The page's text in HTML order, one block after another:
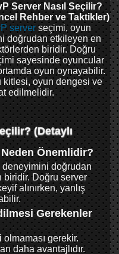
Server Nasıl Seçilir?
Rehber ve Taktikler)
server seçimi, oyun
doğrudan etkileyen en
biridir. Doğru
sayesinde oyuncular
oyun oynayabilir.
kitlesi, oyun dengesi ve
edilmelidir.
(Detaylı
Önemlidir?
doğrudan
biridir. Doğru server
alınırken, yanlış
Gerekenler
gerekir.
daha avantajlıdır.